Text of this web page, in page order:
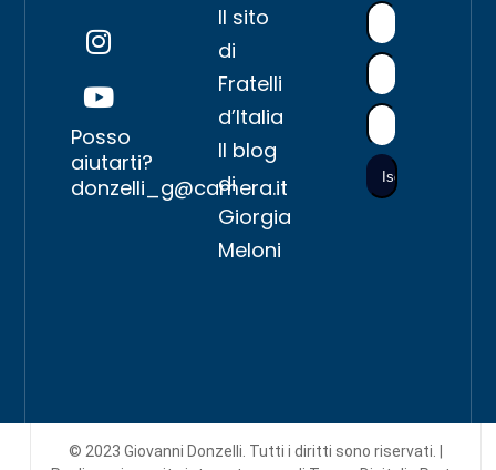
Posso
aiutarti?
donzelli_g@camera.it
Il sito
di
Fratelli
d’Italia
Il blog
di
Giorgia
Meloni
© 2023 Giovanni Donzelli. Tutti i diritti sono riservati. |